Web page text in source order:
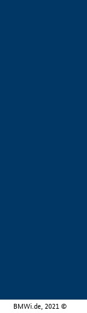
BMWi.de, 2021 ©